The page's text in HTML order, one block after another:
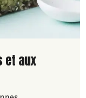
et aux